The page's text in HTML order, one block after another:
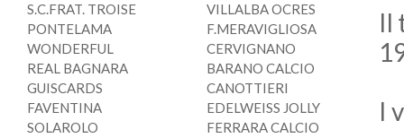
S.C.FRAT. TROISE
VILLALBA OCRES
PONTELAMA
F.MERAVIGLIOSA
WONDERFUL
CERVIGNANO
REAL BAGNARA
BARANO CALCIO
GUISCARDS
CANOTTIERI
FAVENTINA
EDELWEISS JOLLY
SOLAROLO
FERRARA CALCIO
Il
I